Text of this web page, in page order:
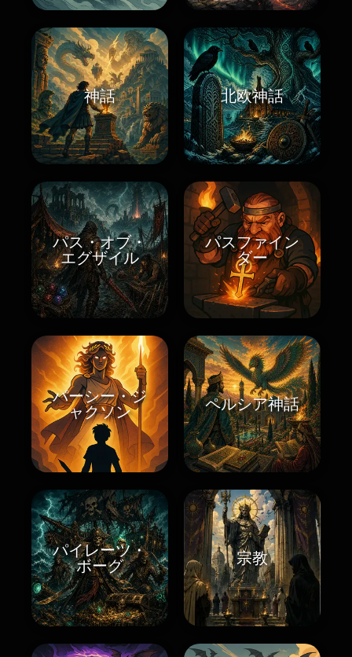
神話 北欧神話
パス・オブ・
エグザイル
パスファイン
ダー
パーシー・ジ
ャクソン
ペルシア神話
パイレーツ・
ボーグ
宗教